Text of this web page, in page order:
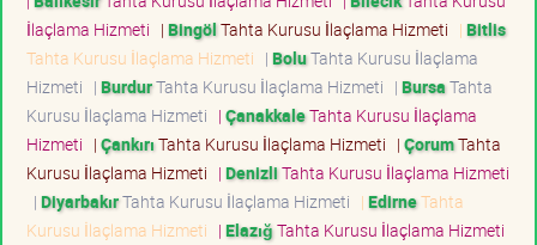
İlaçlama Hizmeti | BingölTahta Kurusu İlaçlama Hizmeti | Bitlis
Tahta Kurusu İlaçlama Hizmeti | BoluTahta Kurusu İlaçlama
Hizmeti | BurdurTahta Kurusu İlaçlama Hizmeti | BursaTahta
Kurusu İlaçlama Hizmeti | ÇanakkaleTahta Kurusu İlaçlama
Hizmeti | ÇankırıTahta Kurusu İlaçlama Hizmeti | ÇorumTahta
Kurusu İlaçlama Hizmeti | DenizliTahta Kurusu İlaçlama Hizmeti
| DiyarbakırTahta Kurusu İlaçlama Hizmeti | EdirneTahta
Kurusu İlaçlama Hizmeti | ElazığTahta Kurusu İlaçlama Hizmeti